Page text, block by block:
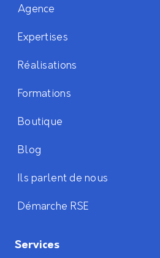
Agence
Expertises
Réalisations
Formations
Boutique
Blog
Ils parlent de nous
Démarche RSE
Services